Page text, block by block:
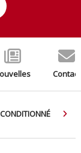
Contact